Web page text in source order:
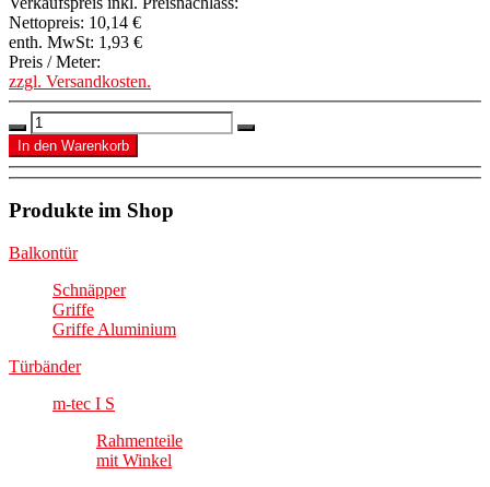
Nettopreis: 10,14 €
enth. MwSt: 1,93 €
Preis / Meter:
zzgl. Versandkosten.
Produkte im Shop
Balkontür
Schnäpper
Griffe
Griffe Aluminium
Türbänder
m-tec I S
Rahmenteile
mit Winkel